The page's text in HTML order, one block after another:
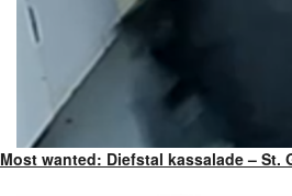
Most wanted: Diefstal kassalade – St.